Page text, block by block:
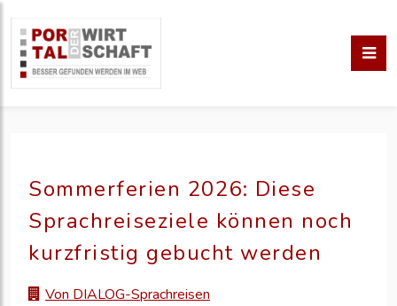
Sommerferien 2026: Diese
Sprachreiseziele können noch
kurzfristig gebucht werden
Von DIALOG-Sprachreisen